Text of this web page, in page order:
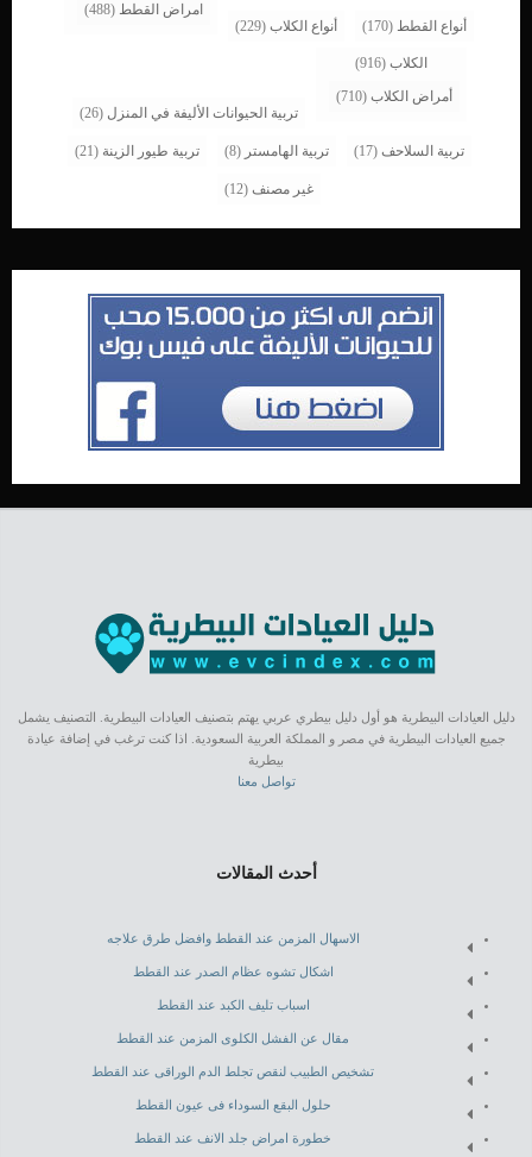
أنواع القطط (170) أنواع الكلاب (229)
امراض القطط (488)
الكلاب (916)
أمراض الكلاب (710)
تربية الحيوانات الأليفة في المنزل (26)
تربية السلاحف (17) تربية الهامستر (8) تربية طيور الزينة (21)
غير مصنف (12)
دليل العيادات البيطرية هو أول دليل بيطري عربي يهتم بتصنيف العيادات البيطرية. التصنيف يشمل
جميع العيادات البيطرية في مصر و المملكة العربية السعودية. اذا كنت ترغب في إضافة عيادة
بيطرية
تواصل معنا
أحدث المقالات
الاسهال المزمن عند القطط وافضل طرق علاجه
اشكال تشوه عظام الصدر عند القطط
اسباب تليف الكبد عند القطط
مقال عن الفشل الكلوى المزمن عند القطط
تشخيص الطبيب لنقص تجلط الدم الوراقى عند القطط
حلول البقع السوداء فى عيون القطط
خطورة امراض جلد الانف عند القطط